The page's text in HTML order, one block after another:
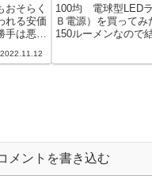
おそらく
れる安価
手は悪く
。（調子
2022.11.12
100均 電球型LED
Ｂ電源）を買って
150ルーメンなので
が、今回使いどころ
メントを書き込む